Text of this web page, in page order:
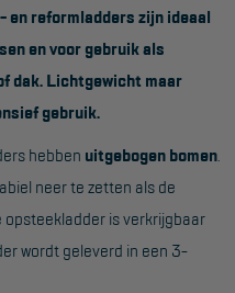
en reformladders zijn ideaal
en voor gebruik als
dak. Lichtgewicht maar
gebruik.
hebben uitgebogen bomen.
neer te zetten als de
opsteekladder is verkrijgbaar
wordt geleverd in een 3-